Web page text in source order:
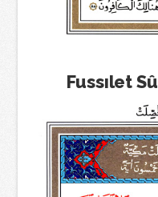
Fussılet